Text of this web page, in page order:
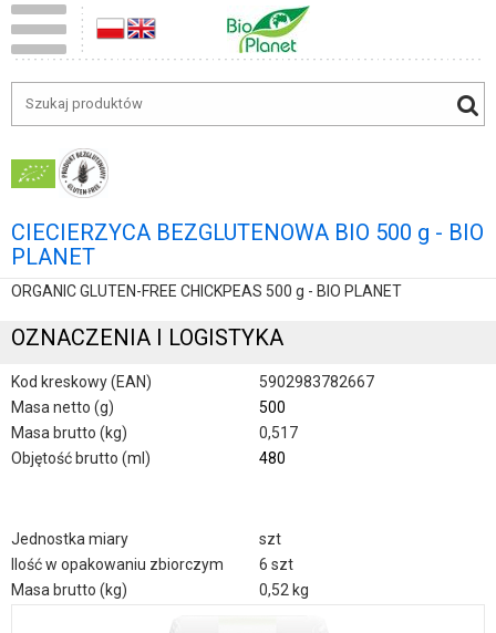
CIECIERZYCA BEZGLUTENOWA BIO 500 g - BIO
PLANET
ORGANIC GLUTEN-FREE CHICKPEAS 500 g - BIO PLANET
OZNACZENIA I LOGISTYKA
Kod kreskowy (EAN)
5902983782667
Masa netto (g)
500
Masa brutto (kg)
0,517
Objętość brutto (ml)
480
Jednostka miary
szt
Ilość w opakowaniu zbiorczym
6 szt
Masa brutto (kg)
0,52 kg